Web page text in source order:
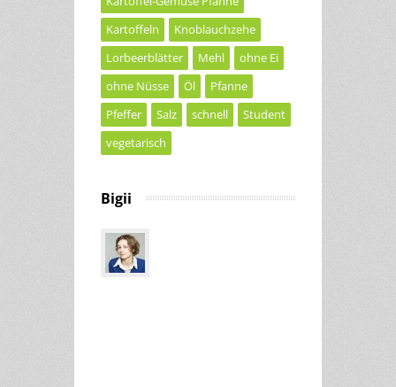
Kartoffeln
Knoblauchzehe
Lorbeerblätter
Mehl
ohne Ei
ohne Nüsse
Öl
Pfanne
Pfeffer
Salz schnell
Student
vegetarisch
Bigii